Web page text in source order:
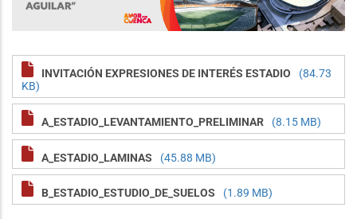
INVITACIÓN EXPRESIONES DE INTERÉS ESTADIO
(84.73
KB)
A_ESTADIO_LEVANTAMIENTO_PRELIMINAR (8.15 MB)
A_ESTADIO_LAMINAS (45.88 MB)
B_ESTADIO_ESTUDIO_DE_SUELOS (1.89 MB)